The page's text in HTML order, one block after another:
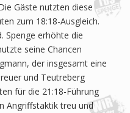
Gäste nutzten diese
zum 18:18-Ausgleich.
Spenge erhöhte die
seine Chancen
der insgesamt eine
und Teutreberg
für die 21:18-Führung
Angriffstaktik treu und